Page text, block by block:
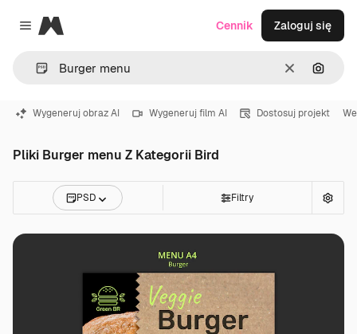
Close menu
Magnific
WyczyśćSzukaj
Cennik Zaloguj się
Wygeneruj obraz AI Wygeneruj film AI Dostosuj projekt
Pliki Burger menu Z Kategorii Bird
PSD Filtry